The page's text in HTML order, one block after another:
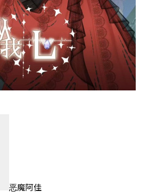
恶魔阿佳